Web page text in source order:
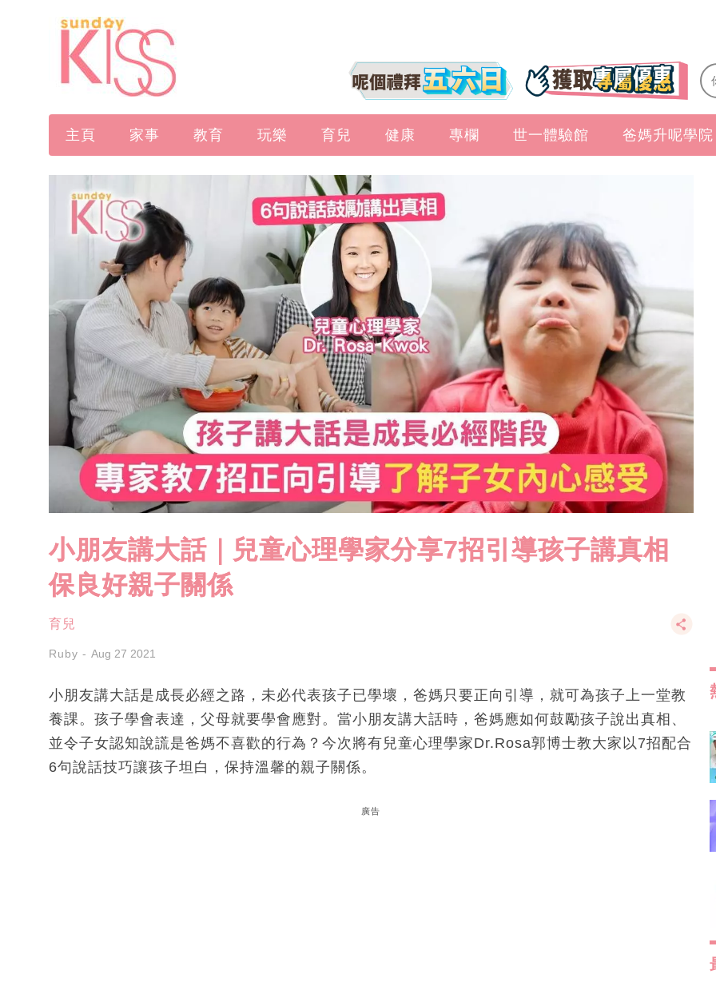
主頁 家事 教育 玩樂 育兒 健康 專欄 世一體驗館 爸媽升呢學院
小朋友講大話｜兒童心理學家分享7招引導孩子講真相
保良好親子關係
育兒
Ruby Aug 27 2021
小朋友講大話是成長必經之路，未必代表孩子已學壞，爸媽只要正向引導，就可為孩子上一堂教
養課。孩子學會表達，父母就要學會應對。當小朋友講大話時，爸媽應如何鼓勵孩子說出真相、
並令子女認知說謊是爸媽不喜歡的行為？今次將有兒童心理學家Dr.Rosa郭博士教大家以7招配合
6句說話技巧讓孩子坦白，保持溫馨的親子關係。
廣告